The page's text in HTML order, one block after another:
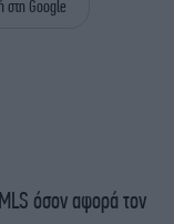
στη Google
όσον αφορά τον